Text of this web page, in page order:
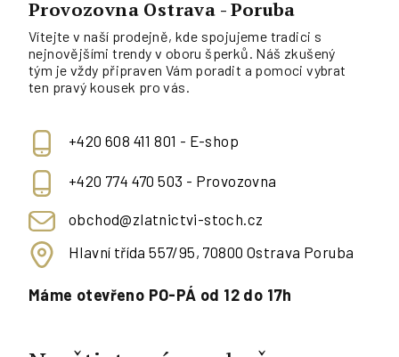
Provozovna Ostrava - Poruba
Vítejte v naší prodejně, kde spojujeme tradici s
nejnovějšími trendy v oboru šperků. Náš zkušený
tým je vždy připraven Vám poradit a pomoci vybrat
ten pravý kousek pro vás.
+420 608 411 801 - E-shop
+420 774 470 503 - Provozovna
obchod@zlatnictvi-stoch.cz
Hlavní třída 557/95, 70800 Ostrava Poruba
Máme otevřeno PO-PÁ od 12 do 17h